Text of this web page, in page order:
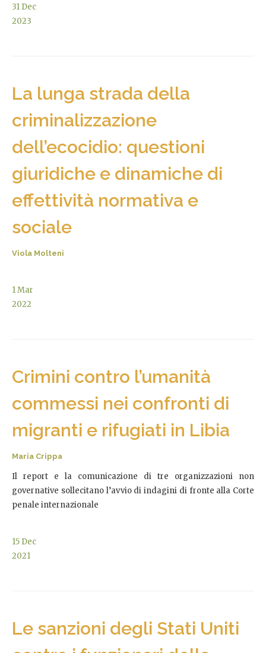
31 Dec
2023
La lunga strada della
criminalizzazione
dell’ecocidio: questioni
giuridiche e dinamiche di
effettività normativa e
sociale
Viola Molteni
1Mar
2022
Crimini contro l’umanità
commessi nei confronti di
migranti e rifugiati in Libia
Maria Crippa
Il report e la comunicazione di tre organizzazioni non
governative sollecitano l’avvio di indagini di fronte alla Corte
penale internazionale
15 Dec
2021
Le sanzioni degli Stati Uniti